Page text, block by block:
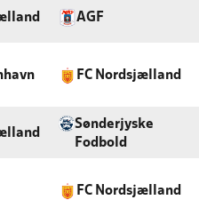
AGF
FC Nordsjælland
Sønderjyske
Fodbold
FC Nordsjælland